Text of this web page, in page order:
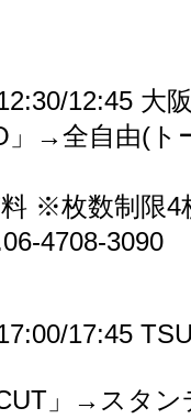
12:45 大
」→全自由(
※枚数制限4
4708-3090
17:45
CUT」→スタ